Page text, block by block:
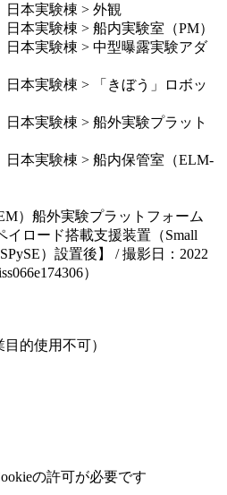
日本実験棟 > 外観
本実験棟 > 船内実験室（PM）
本実験棟 > 中型曝露実験アダ
本実験棟 > 「きぼう」ロボッ
本実験棟 > 船外実験プラット
日本実験棟 > 船内保管室（ELM-
）船外実験プラットフォーム
イロード搭載支援装置（Small
）設置後】 / 撮影日：2022
）
的使用不可）
の許可が必要です